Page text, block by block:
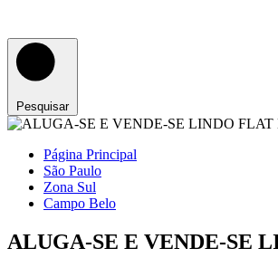
Pesquisar
Página Principal
São Paulo
Zona Sul
Campo Belo
ALUGA-SE E VENDE-SE